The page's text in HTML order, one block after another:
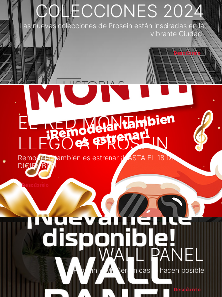
COLECCIONES 2024
Las nuevas colecciones de Prosein están inspiradas en la
vibrante Ciudad.
Descúbrelo
EL RED MONTH
LLEGÓ A PROSEIN
Remodelar también es estrenar ¡HASTA EL 18 DE
DICIEMBRE!
Descúbrelo
WALL PANEL
Prosein y Mil Cerámicas lo hacen posible
Descúbrelo